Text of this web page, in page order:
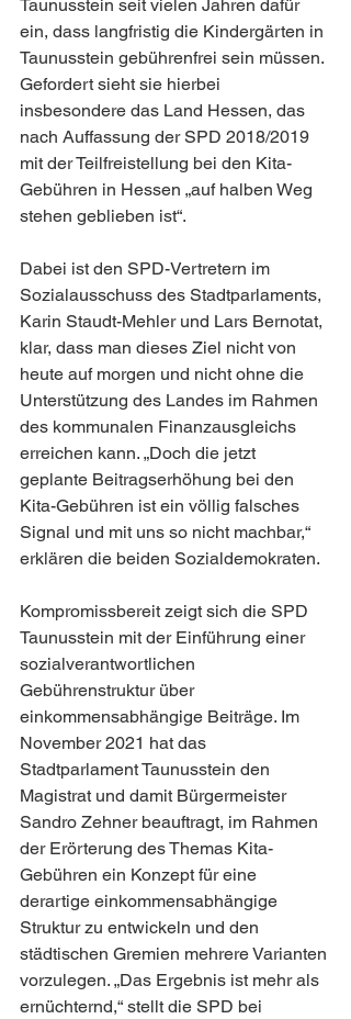
Taunusstein seit vielen Jahren dafür
ein, dass langfristig die Kindergärten in
Taunusstein gebührenfrei sein müssen.
Gefordert sieht sie hierbei
insbesondere das Land Hessen, das
nach Auffassung der SPD 2018/2019
mit der Teilfreistellung bei den Kita-
Gebühren in Hessen „auf halben Weg
stehen geblieben ist“.
Dabei ist den SPD-Vertretern im
Sozialausschuss des Stadtparlaments,
Karin Staudt-Mehler und Lars Bernotat,
klar, dass man dieses Ziel nicht von
heute auf morgen und nicht ohne die
Unterstützung des Landes im Rahmen
des kommunalen Finanzausgleichs
erreichen kann. „Doch die jetzt
geplante Beitragserhöhung bei den
Kita-Gebühren ist ein völlig falsches
Signal und mit uns so nicht machbar,“
erklären die beiden Sozialdemokraten.
Kompromissbereit zeigt sich die SPD
Taunusstein mit der Einführung einer
sozialverantwortlichen
Gebührenstruktur über
einkommensabhängige Beiträge. Im
November 2021 hat das
Stadtparlament Taunusstein den
Magistrat und damit Bürgermeister
Sandro Zehner beauftragt, im Rahmen
der Erörterung des Themas Kita-
Gebühren ein Konzept für eine
derartige einkommensabhängige
Struktur zu entwickeln und den
städtischen Gremien mehrere Varianten
vorzulegen. „Das Ergebnis ist mehr als
ernüchternd,“ stellt die SPD bei